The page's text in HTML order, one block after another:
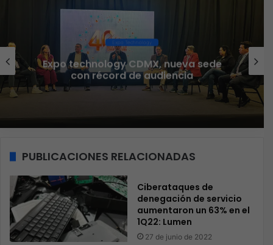
Ciberseguridad
Veeam nombra a Fernando Zambrana
Country Manager para México
PUBLICACIONES RELACIONADAS
Ciberataques de
denegación de servicio
aumentaron un 63% en el
1Q22: Lumen
27 de junio de 2022